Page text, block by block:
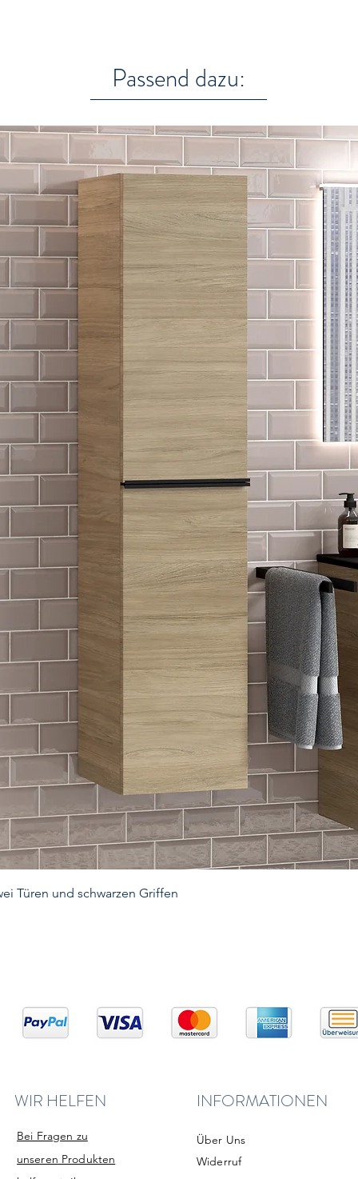
Passend dazu:
Türen und schwarzen Griffen
WIR HELFEN
Bei Fragen zu
unseren Produkten
INFORMATIONEN
Über Uns
Widerruf